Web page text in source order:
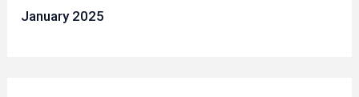
January 2025